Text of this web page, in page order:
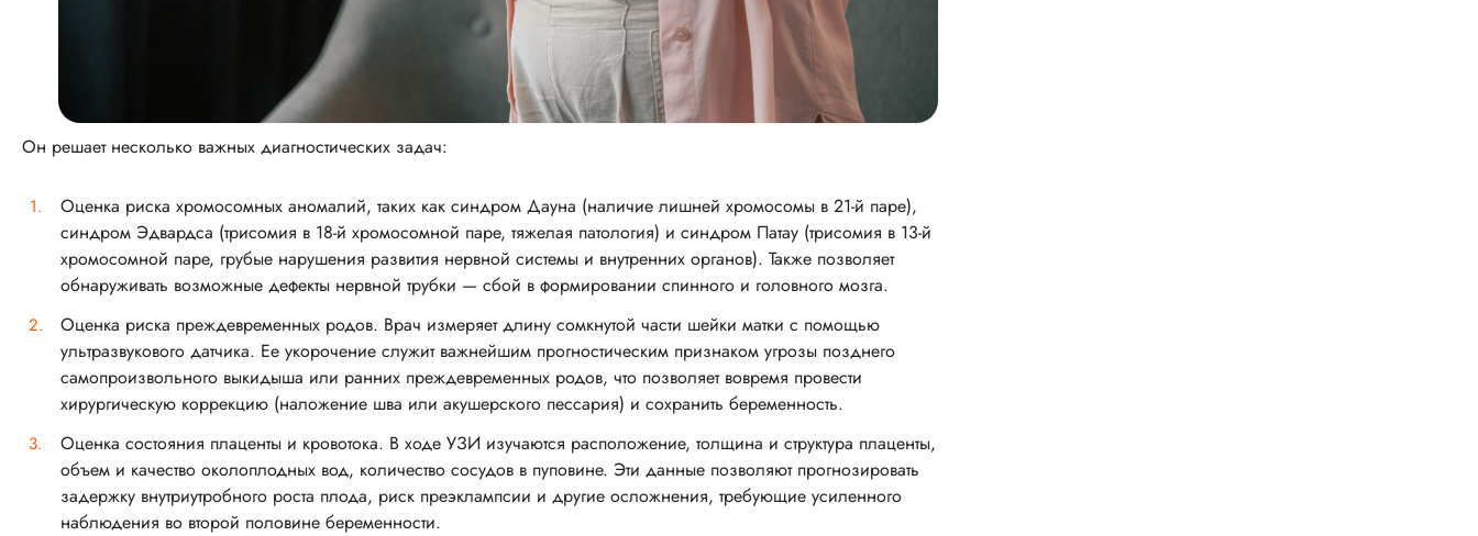
Он решает несколько важных диагностических задач:
Оценка риска хромосомных аномалий, таких как синдром Дауна (наличие лишней хромосомы в 21-й паре),
синдром Эдвардса (трисомия в 18-й хромосомной паре, тяжелая патология) и синдром Патау (трисомия в 13-й
хромосомной паре, грубые нарушения развития нервной системы и внутренних органов). Также позволяет
обнаруживать возможные дефекты нервной трубки — сбой в формировании спинного и головного мозга.
Оценка риска преждевременных родов. Врач измеряет длину сомкнутой части шейки матки с помощью
ультразвукового датчика. Ее укорочение служит важнейшим прогностическим признаком угрозы позднего
самопроизвольного выкидыша или ранних преждевременных родов, что позволяет вовремя провести
хирургическую коррекцию (наложение шва или акушерского пессария) и сохранить беременность.
Оценка состояния плаценты и кровотока. В ходе УЗИ изучаются расположение, толщина и структура плаценты,
объем и качество околоплодных вод, количество сосудов в пуповине. Эти данные позволяют прогнозировать
задержку внутриутробного роста плода, риск преэклампсии и другие осложнения, требующие усиленного
наблюдения во второй половине беременности.